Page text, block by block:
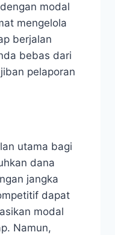
modal
mengelola
berjalan
bebas dari
pelaporan
utama bagi
dana
jangka
dapat
modal
Namun,